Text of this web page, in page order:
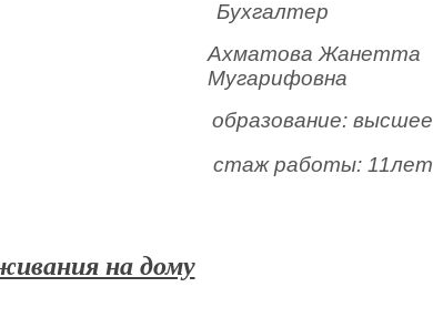
Бухгалтер
Ахматова Жанетта
Мугарифовна
образование: высшее
стаж работы: 11лет
на дому